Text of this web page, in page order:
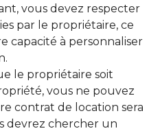
vous devez respecter
par le propriétaire, ce
capacité à personnaliser
le propriétaire soit
vous ne pouvez
contrat de location sera
devrez chercher un